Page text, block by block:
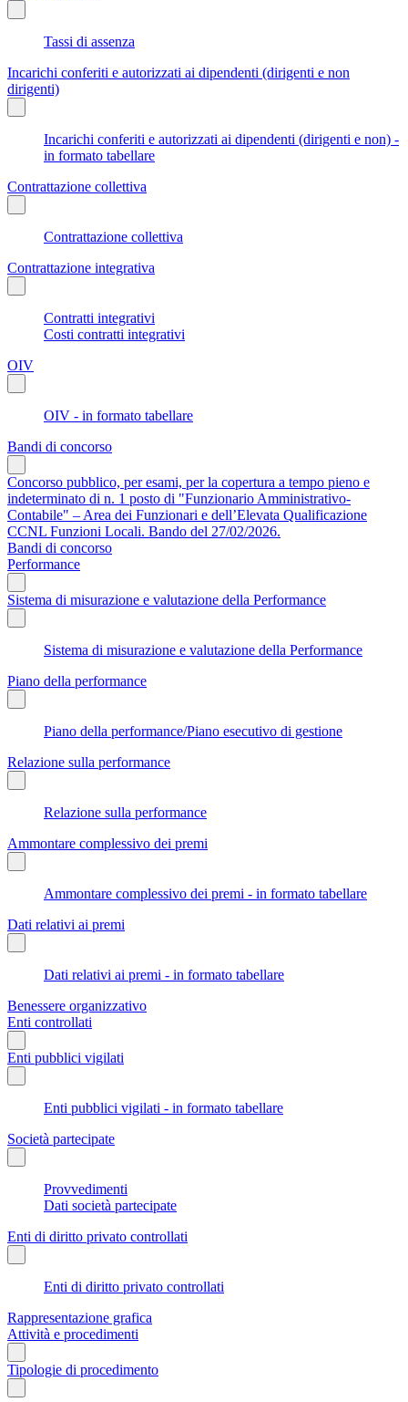
Tassi di assenza
Incarichi conferiti e autorizzati ai dipendenti (dirigenti e non
dirigenti)
Incarichi conferiti e autorizzati ai dipendenti (dirigenti e non) -
in formato tabellare
Contrattazione collettiva
Contrattazione collettiva
Contrattazione integrativa
Contratti integrativi
Costi contratti integrativi
OIV
OIV - in formato tabellare
Bandi di concorso
Concorso pubblico, per esami, per la copertura a tempo pieno e
indeterminato di n. 1 posto di "Funzionario Amministrativo-
Contabile" – Area dei Funzionari e dell’Elevata Qualificazione
CCNL Funzioni Locali. Bando del 27/02/2026.
Bandi di concorso
Performance
Sistema di misurazione e valutazione della Performance
Sistema di misurazione e valutazione della Performance
Piano della performance
Piano della performance/Piano esecutivo di gestione
Relazione sulla performance
Relazione sulla performance
Ammontare complessivo dei premi
Ammontare complessivo dei premi - in formato tabellare
Dati relativi ai premi
Dati relativi ai premi - in formato tabellare
Benessere organizzativo
Enti controllati
Enti pubblici vigilati
Enti pubblici vigilati - in formato tabellare
Società partecipate
Provvedimenti
Dati società partecipate
Enti di diritto privato controllati
Enti di diritto privato controllati
Rappresentazione grafica
Attività e procedimenti
Tipologie di procedimento